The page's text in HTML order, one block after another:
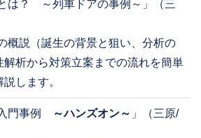
は？ ～列車ドアの事例～」（三
概説（誕生の背景と狙い、分析の
解析から対策立案までの流れを簡単
します。
門事例 ～ハンズオン～ 」（三原/